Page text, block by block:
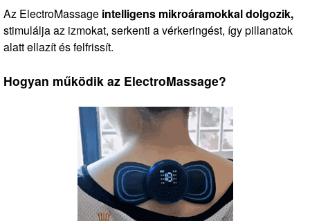
Az ElectroMassage intelligens mikroáramokkal dolgozik,
stimulálja az izmokat, serkenti a vérkeringést, így pillanatok
alatt ellazít és felfrissít.
Hogyan működik az ElectroMassage?